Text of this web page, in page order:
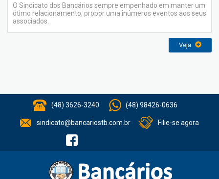
O Sindicato dos Bancários sempre empenhado em manter um
ótimo relacionamento, propor uma inúmeros eventos aos seus
associados.
Veja
(48) 3626-3240 (48) 98426-0636
sindicato@bancariostb.com.br Filie-se agora